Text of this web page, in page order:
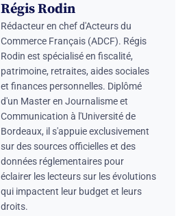
Régis Rodin
Rédacteur en chef d'Acteurs du
Commerce Français (ADCF). Régis
Rodin est spécialisé en fiscalité,
patrimoine, retraites, aides sociales
et finances personnelles. Diplômé
d'un Master en Journalisme et
Communication à l'Université de
Bordeaux, il s'appuie exclusivement
sur des sources officielles et des
données réglementaires pour
éclairer les lecteurs sur les évolutions
qui impactent leur budget et leurs
droits.